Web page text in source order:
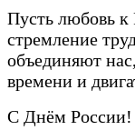
Пусть любовь к
стремление
объединяют
времени и
С Днём России!